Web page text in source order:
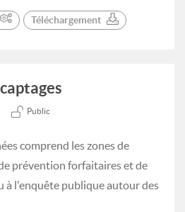
Téléchargement
Public
comprend les zones de
prévention forfaitaires et de
à l'enquête publique autour des